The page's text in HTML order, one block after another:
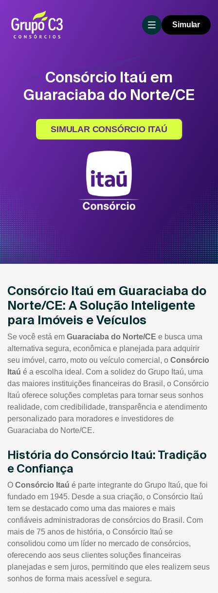
Simular
Consórcio Itaú em
Guaraciaba do Norte/CE
SIMULAR CONSÓRCIO ITAÚ
Consórcio Itaú em Guaraciaba do
Norte/CE: A Solução Inteligente
para Imóveis e Veículos
Se você está em Guaraciaba do Norte/CE e busca uma
alternativa segura, econômica e planejada para adquirir
seu imóvel, carro, moto ou veículo comercial, o Consórcio
Itaú é a escolha ideal. Com a solidez do Grupo Itaú, uma
das maiores instituições financeiras do Brasil, o Consórcio
Itaú oferece soluções completas para tornar seus sonhos
realidade, com credibilidade, transparência e atendimento
personalizado para moradores e investidores de
Guaraciaba do Norte/CE.
História do Consórcio Itaú: Tradição
e Confiança
O Consórcio Itaú é parte integrante do Grupo Itaú, que foi
fundado em 1945. Desde a sua criação, o Consórcio Itaú
tem se destacado como uma das maiores e mais
confiáveis administradoras de consórcios do Brasil. Com
mais de 75 anos de história, o Consórcio Itaú se
consolidou como um líder no mercado de consórcios,
oferecendo aos seus clientes soluções financeiras
planejadas e sem juros, permitindo que eles realizem seus
sonhos de forma mais acessível e segura.